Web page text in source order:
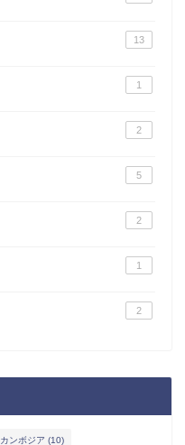
13
1
2
5
2
1
2
カンボジア (10)
サイトマップ